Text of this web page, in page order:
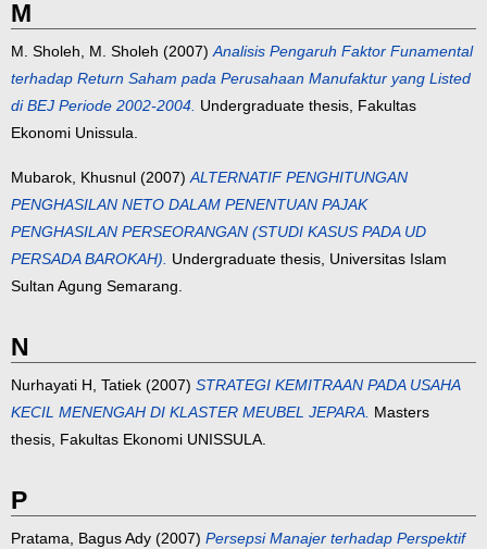
M
M. Sholeh, M. Sholeh (2007)Analisis Pengaruh Faktor Funamental
terhadap Return Saham pada Perusahaan Manufaktur yang Listed
di BEJ Periode 2002-2004. Undergraduate thesis, Fakultas
Ekonomi Unissula.
Mubarok, Khusnul (2007)ALTERNATIF PENGHITUNGAN
PENGHASILAN NETO DALAM PENENTUAN PAJAK
PENGHASILAN PERSEORANGAN (STUDI KASUS PADA UD
PERSADA BAROKAH). Undergraduate thesis, Universitas Islam
Sultan Agung Semarang.
N
Nurhayati H, Tatiek (2007) STRATEGI KEMITRAAN PADA USAHA
KECIL MENENGAH DI KLASTER MEUBEL JEPARA. Masters
thesis, Fakultas Ekonomi UNISSULA.
P
Pratama, Bagus Ady (2007) Persepsi Manajer terhadap Perspektif